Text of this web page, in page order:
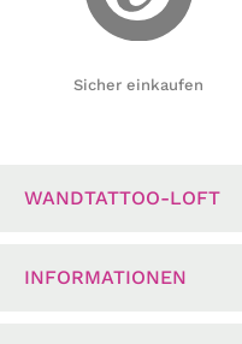
Sicher einkaufen
WANDTATTOO-LOFT
INFORMATIONEN